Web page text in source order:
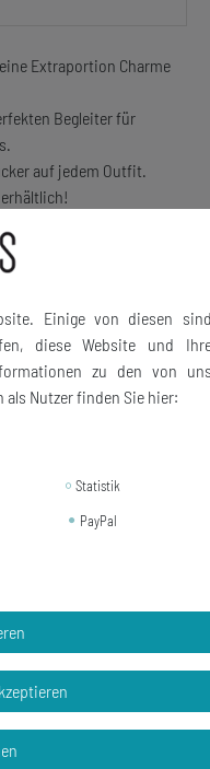
Extraportion Charme
Begleiter für
auf jedem Outfit.
Miniblings
Frösche Kopf
Warenkorb
Versandkosten
Einige von diesen
diese Website und
zu den von
als Nutzer finden Sie hier:
Statistik
PayPal